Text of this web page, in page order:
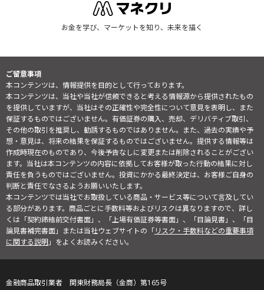
お金を学び、マーケットを知り、未来を描く
ご留意事項
本コンテンツは、情報提供を目的として行っております。
本コンテンツは、当社や当社が信頼できると考える情報源から提供されたもの
を提供していますが、当社はその正確性や完全性について意見を表明し、また
保証するものではございません。有価証券の購入、売却、デリバティブ取引、
その他の取引を推奨し、勧誘するものではありません。また、過去の実績や予
想・意見は、将来の結果を保証するものではございません。提供する情報等は
作成時現在のものであり、今後予告なしに変更または削除されることがござい
ます。当社は本コンテンツの内容に依拠してお客様が取った行動の結果に対し
責任を負うものではございません。投資にかかる最終決定は、お客様ご自身の
判断と責任でなさるようお願いいたします。
本コンテンツでは当社でお取扱している商品・サービス等について言及してい
る部分があります。商品ごとに手数料等およびリスクは異なりますので、詳し
くは「契約締結前交付書面」、「上場有価証券等書面」、「目論見書」、「目
論見書補完書面」または当社ウェブサイトの「リスク・手数料などの重要事項
に関する説明」をよくお読みください。
金融商品取引業者 関東財務局長（金商）第165号